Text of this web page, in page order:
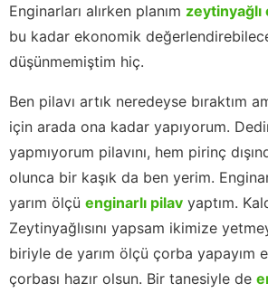
Enginarları alırken planım zeytinyağlı
bu kadar ekonomik
düşünmemiştim hiç.
Ben pilavı artık neredeyse bıraktım
için arada ona kadar yapıyorum.
yapmıyorum pilavını, hem pirinç
olunca bir kaşık da ben yerim.
yarım ölçü enginarlı pilav yaptım.
Zeytinyağlısını yapsam ikimize
biriyle de yarım ölçü çorba yapayım
çorbası hazır olsun. Bir tanesiyle de